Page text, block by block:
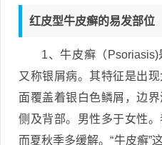
红皮型牛皮癣的易发部位
1、牛皮癣（Psoriasis)
又称银屑病。其特征是出
面覆盖着银白色鳞屑，边
侧及背部。男性多于女性。
而夏秋季多缓解。“牛皮癣”